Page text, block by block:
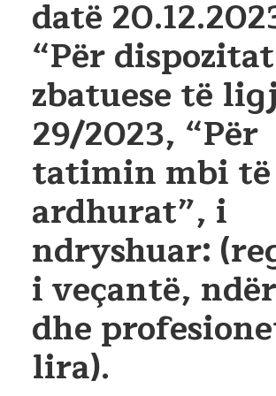
datë
“Për dispozitat
zbatuese të
29/2023, “Për
tatimin mbi të
ardhurat”, i
ndryshuar:
i veçantë,
dhe
lira).